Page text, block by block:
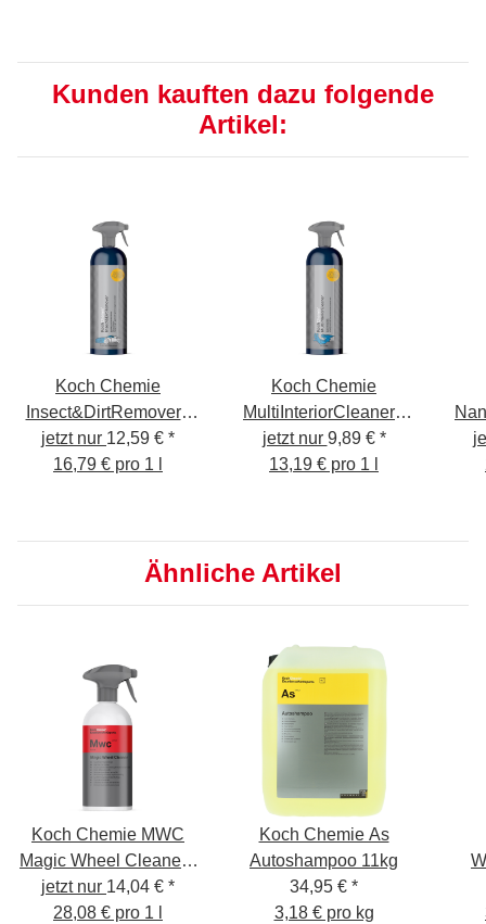
Kunden kauften dazu folgende
Artikel:
Koch Chemie
Insect&DirtRemover -
Insekten &
Schmutzentferner
jetzt nur 12,59 € *
16,79 € pro 1 l
Koch Chemie
MultiInteriorCleaner -
Innenraumreiniger
750ml
jetzt nur 9,89 € *
13,19 € pro 1 l
Ähnliche Artikel
Koch Chemie MWC
Magic Wheel Cleaner -
Säurefreier
Felgenreiniger - 500ml
jetzt nur 14,04 € *
28,08 € pro 1 l
Koch Chemie As
Autoshampoo 11kg
34,95 € *
3,18 € pro kg